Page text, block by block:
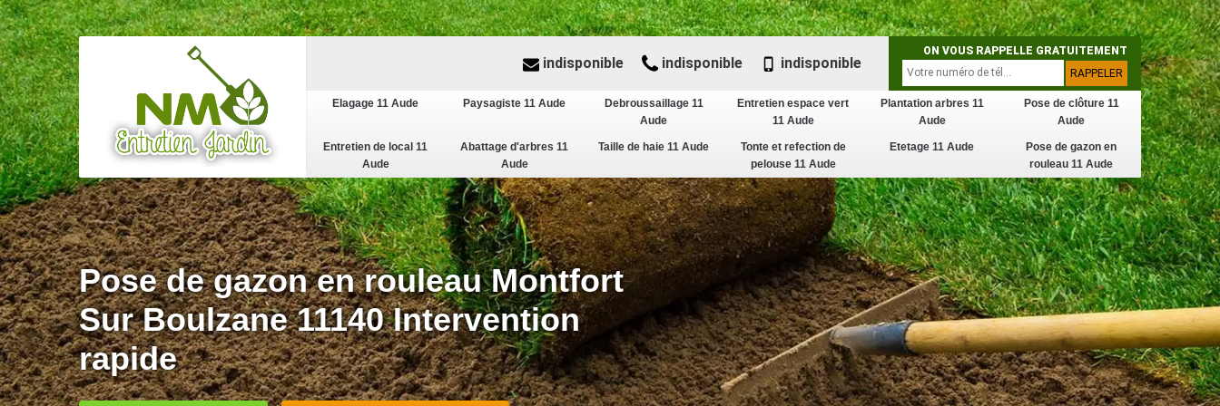
Elagage 11 Aude Paysagiste 11 Aude
Debroussaillage 11
Aude
Entretien espace vert
11 Aude
Plantation arbres 11
Aude
Pose de clôture 11
Aude
Entretien de local 11
Aude
Abattage d'arbres 11
Aude
Taille de haie 11 Aude
Tonte et refection de
pelouse 11 Aude
Etetage 11 Aude
Pose de gazon en
rouleau 11 Aude
indisponible indisponible indisponible
ON VOUS RAPPELLE GRATUITEMENT
Pose de gazon en rouleau Montfort
Sur Boulzane 11140 Intervention
rapide